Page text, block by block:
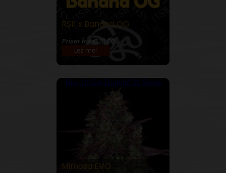
RS11 x Banana OG
Priser fra €20.00
Les mer
Buy 10 Get Double! 20 Seeds
Mimosa EVO